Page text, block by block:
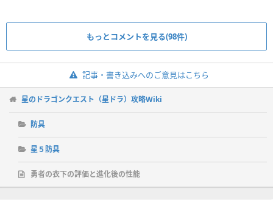
もっとコメントを見る(98件)
記事・書き込みへのご意見はこちら
星のドラゴンクエスト（星ドラ）攻略Wiki
防具
星５防具
勇者の衣下の評価と進化後の性能